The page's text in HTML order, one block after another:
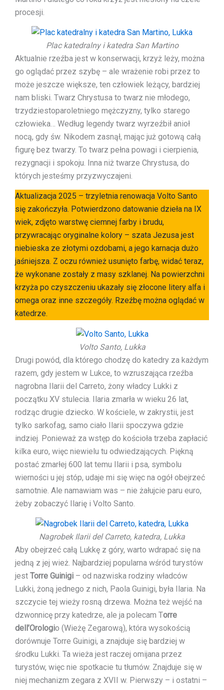
procesji.
Plac katedralny i katedra San Martino
Aktualnie rzeźba jest w konserwacji, krzyż leży, można
go oglądać przez szybę – ale wrażenie robi przez to
może jeszcze większe, ten człowiek leżący, bardziej
nam bliski. Twarz Chrystusa to twarz nie młodego,
trzydziestoparoletniego mężczyzny, tylko starego
człowieka… Według legendy twarz wyrzeźbił anioł
nocą, gdy św. Nikodem zasnął, mając już gotową całą
figurę bez twarzy. To twarz pełna powagi i cierpienia,
rezygnacji i spokoju. Inna niż twarze Chrystusa, do
których jesteśmy przyzwyczajeni.
Aktualizacja 2025 – trzyletnia renowacja Volto Santo
się zakończyła. Potwierdzono datowanie dzieła na IX
wiek, zdjęto warstwę ciemnej farby i brudu,
przywracając oryginalne kolory – szata Jezusa jest
niebieska ze złotymi ozdobami, a jego karnacja dużo
jaśniejsza. Z oczu również usunięto farbę, widać teraz,
że wykonane zostały z masy szklanej. Na powierzchni
krzyża po czyszczeniu ukazały się złocone litery alfa i
omega oraz inne szczegóły. Rzeźbę można oglądać w
katedrze.
Volto Santo, Lukka
Drugi powód, dla którego chodzę do katedry za każdym
razem, gdy jestem w Lukce, to wzruszająca rzeźba
nagrobna Ilarii del Carreto, żony władcy Lukki z
początku XV stulecia. Ilaria zmarła w wieku 26 lat,
rodząc drugie dziecko. W kościele, w zakrystii, jest
tylko sarkofag, samo ciało Ilarii spoczywa gdzie
indziej. Ponieważ za wstęp do kościoła trzeba zapłacić
kilka euro, więc niewielu tu odwiedzających. Piękną
postać zmarłej 600 lat temu Ilarii i psa, symbolu
wierności u jej stóp, udaje mi się więc na ogół obejrzeć
samotnie. Ale namawiam was – nie żałujcie paru euro,
żeby zobaczyć Ilarię i Volto Santo.
Nagrobek Ilarii del Carreto, katedra, Lukka
Aby obejrzeć całą Lukkę z góry, warto wdrapać się na
jedną z jej wież. Najbardziej popularna wśród turystów
jest Torre Guinigi – od nazwiska rodziny władców
Lukki, żoną jednego z nich, Paola Guinigi, była Ilaria. Na
szczycie tej wieży rosną drzewa. Można też wejść na
dzwonnicę przy katedrze, ale ja polecam Torre
dell’Orologio (Wieżę Zegarową), która wysokością
dorównuje Torre Guinigi, a znajduje się bardziej w
środku Lukki. Ta wieża jest raczej omijana przez
turystów, więc nie spotkacie tu tłumów. Znajduje się w
niej mechanizm zegara z XVII w. Pierwszy – i ostatni –